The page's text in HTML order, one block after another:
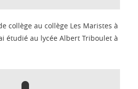
collège au collège Les Maristes à
étudié au lycée Albert Triboulet à